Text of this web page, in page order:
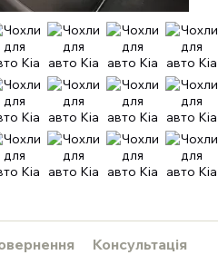
Консультація